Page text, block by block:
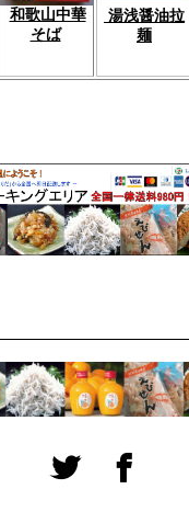
和歌山中華
そば
湯浅醤油拉
麺